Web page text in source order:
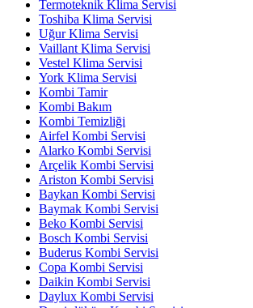
Termoteknik Klima Servisi
Toshiba Klima Servisi
Uğur Klima Servisi
Vaillant Klima Servisi
Vestel Klima Servisi
York Klima Servisi
Kombi Tamir
Kombi Bakım
Kombi Temizliği
Airfel Kombi Servisi
Alarko Kombi Servisi
Arçelik Kombi Servisi
Ariston Kombi Servisi
Baykan Kombi Servisi
Baymak Kombi Servisi
Beko Kombi Servisi
Bosch Kombi Servisi
Buderus Kombi Servisi
Copa Kombi Servisi
Daikin Kombi Servisi
Daylux Kombi Servisi